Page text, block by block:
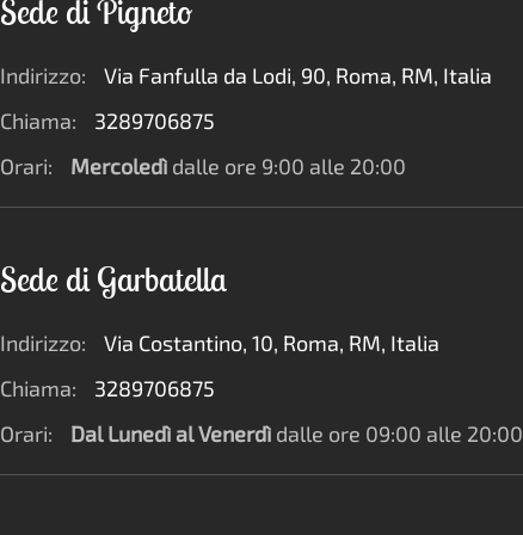
Sede di Pigneto
Indirizzo:
Via Fanfulla da Lodi, 90, Roma, RM, Italia
Chiama:
3289706875
Orari:
Mercoledì dalle ore 9:00 alle 20:00
Sede di Garbatella
Indirizzo:
Via Costantino, 10, Roma, RM, Italia
Chiama:
3289706875
Orari:
Dal Lunedì al Venerdì dalle ore 09:00 alle 20:00